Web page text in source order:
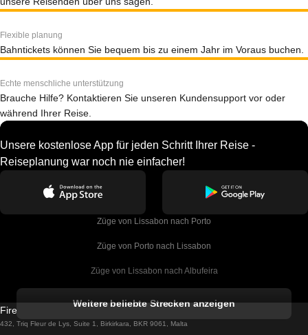
Flexible planung
Bahntickets können Sie bequem bis zu einem Jahr im Voraus buchen.
Echte menschliche unterstützung
Brauche Hilfe? Kontaktieren Sie unseren Kundensupport vor oder
während Ihrer Reise.
Unsere kostenlose App für jeden Schritt Ihrer Reise -
Reiseplanung war noch nie einfacher!
Züge von Lissabon nach Porto
Züge von Porto nach Lissabon
Züge von Lissabon nach Albufeira
Züge von Lissabon nach Lagos
Weitere beliebte Strecken anzeigen
Firebird GT Limited (OC 1451)
432, Triq Fleur de Lys, Suite 1, Birkirkara, BKR 9061, Malta